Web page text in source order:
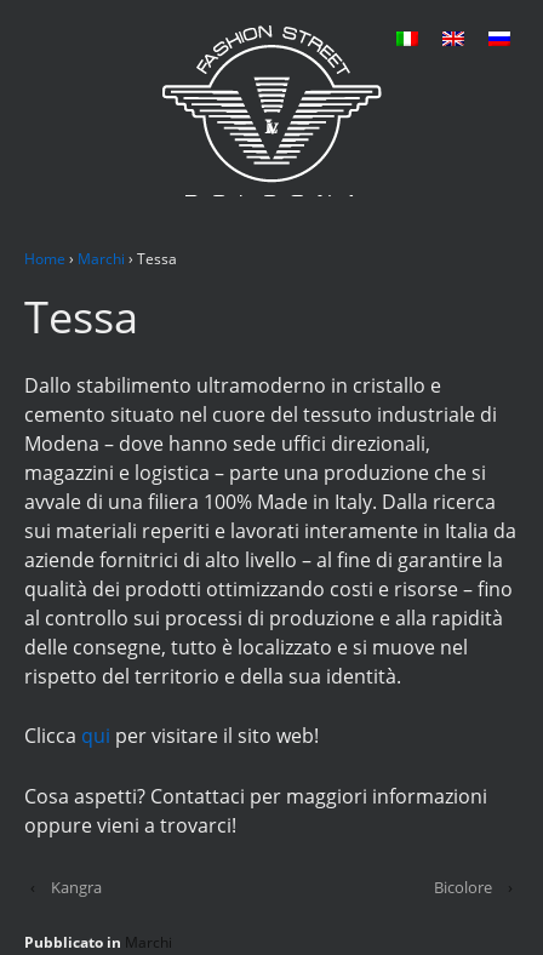
Home › Marchi › Tessa
Tessa
Dallo stabilimento ultramoderno in cristallo e
cemento situato nel cuore del tessuto industriale di
Modena – dove hanno sede uffici direzionali,
magazzini e logistica – parte una produzione che si
avvale di una filiera 100% Made in Italy. Dalla ricerca
sui materiali reperiti e lavorati interamente in Italia da
aziende fornitrici di alto livello – al fine di garantire la
qualità dei prodotti ottimizzando costi e risorse – fino
al controllo sui processi di produzione e alla rapidità
delle consegne, tutto è localizzato e si muove nel
rispetto del territorio e della sua identità.
Clicca qui per visitare il sito web!
Cosa aspetti? Contattaci per maggiori informazioni
oppure vieni a trovarci!
‹ Kangra Bicolore ›
Pubblicato in Marchi